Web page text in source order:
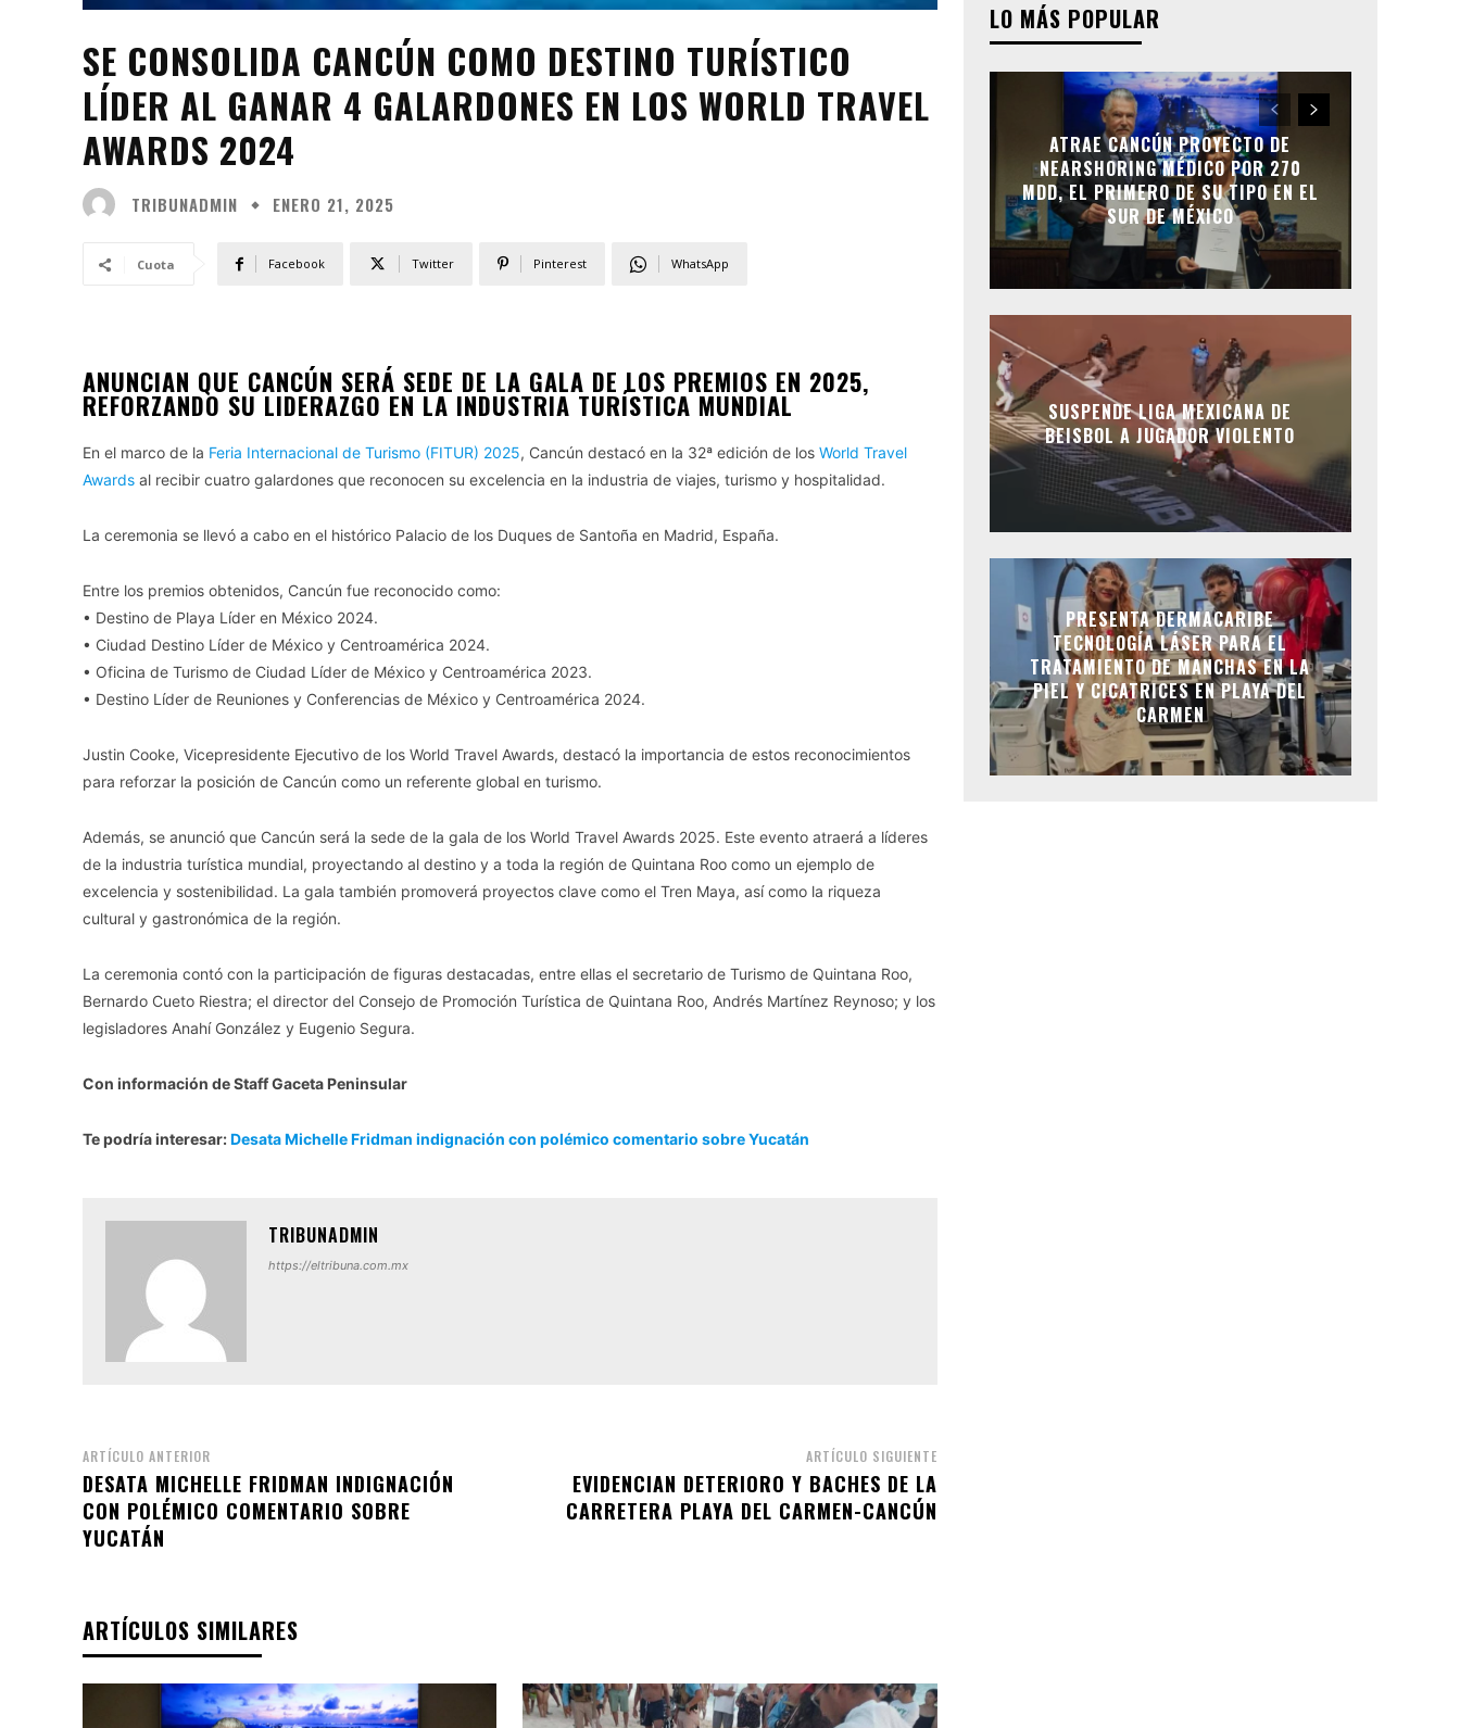
SE CONSOLIDA CANCÚN COMO DESTINO TURÍSTICO
LÍDER AL GANAR 4 GALARDONES EN LOS WORLD TRAVEL
AWARDS 2024
TRIBUNADMIN ENERO 21, 2025
Cuota Facebook Twitter Pinterest WhatsApp
ANUNCIAN QUE CANCÚN SERÁ SEDE DE LA GALA DE LOS PREMIOS EN 2025,
REFORZANDO SU LIDERAZGO EN LA INDUSTRIA TURÍSTICA MUNDIAL
En el marco de la Feria Internacional de Turismo (FITUR) 2025, Cancún destacó en la 32ª edición de los World Travel
Awards al recibir cuatro galardones que reconocen su excelencia en la industria de viajes, turismo y hospitalidad.
La ceremonia se llevó a cabo en el histórico Palacio de los Duques de Santoña en Madrid, España.
Entre los premios obtenidos, Cancún fue reconocido como:
• Destino de Playa Líder en México 2024.
• Ciudad Destino Líder de México y Centroamérica 2024.
• Oficina de Turismo de Ciudad Líder de México y Centroamérica 2023.
• Destino Líder de Reuniones y Conferencias de México y Centroamérica 2024.
Justin Cooke, Vicepresidente Ejecutivo de los World Travel Awards, destacó la importancia de estos reconocimientos
para reforzar la posición de Cancún como un referente global en turismo.
Además, se anunció que Cancún será la sede de la gala de los World Travel Awards 2025. Este evento atraerá a líderes
de la industria turística mundial, proyectando al destino y a toda la región de Quintana Roo como un ejemplo de
excelencia y sostenibilidad. La gala también promoverá proyectos clave como el Tren Maya, así como la riqueza
cultural y gastronómica de la región.
La ceremonia contó con la participación de figuras destacadas, entre ellas el secretario de Turismo de Quintana Roo,
Bernardo Cueto Riestra; el director del Consejo de Promoción Turística de Quintana Roo, Andrés Martínez Reynoso; y los
legisladores Anahí González y Eugenio Segura.
Con información de Staff Gaceta Peninsular
Te podría interesar:Desata Michelle Fridman indignación con polémico comentario sobre Yucatán
TRIBUNADMIN
https://eltribuna.com.mx
ARTÍCULO ANTERIOR
DESATA MICHELLE FRIDMAN INDIGNACIÓN
CON POLÉMICO COMENTARIO SOBRE
YUCATÁN
ARTÍCULO SIGUIENTE
EVIDENCIAN DETERIORO Y BACHES DE LA
CARRETERA PLAYA DEL CARMEN-CANCÚN
ARTÍCULOS SIMILARES
LO MÁS POPULAR
ATRAE CANCÚN PROYECTO DE
NEARSHORING MÉDICO POR 270
MDD, EL PRIMERO DE SU TIPO EN EL
SUR DE MÉXICO
SUSPENDE LIGA MEXICANA DE
BEISBOL A JUGADOR VIOLENTO
PRESENTA DERMACARIBE
TECNOLOGÍA LÁSER PARA EL
TRATAMIENTO DE MANCHAS EN LA
PIEL Y CICATRICES EN PLAYA DEL
CARMEN